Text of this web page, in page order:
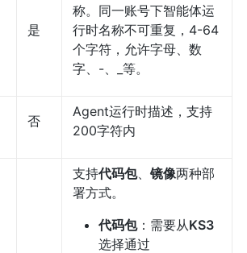
是
称。同一账号下智能体运
行时名称不可重复，4-64
个字符，允许字母、数
字、-、_等。
否
Agent运行时描述，支持
200字符内
支持代码包、 镜像两种部
署方式。
代码包：需要从KS3
选择通过